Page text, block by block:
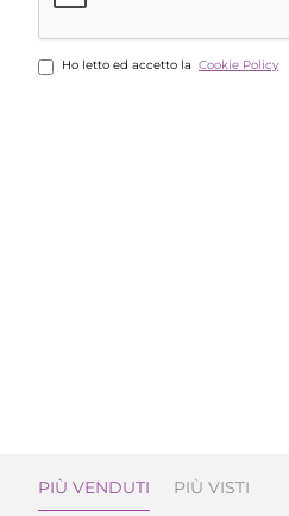
Ho letto ed accetto la Cookie Policy
PIÙ VENDUTI PIÙ VISTI